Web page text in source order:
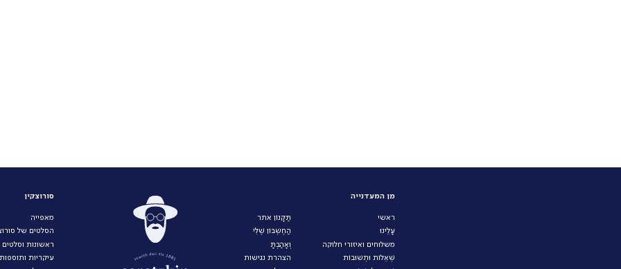
מן המעדנייה
ראשי
עָלֵינוּ
משלוחים ואיזורי חלוקה
שְׁאֵלוֹת וּתְשׁוּבוֹת
תַּקָּנוֹן אתר
הַחֶשְׁבּוֹן שֶׁלִּי
וְאָהַבְתָּ
הצהרת נגישות
סורוצקין
מאפייה
הסלטים של
ראשונות וסלטים
עיקריות ותוספות